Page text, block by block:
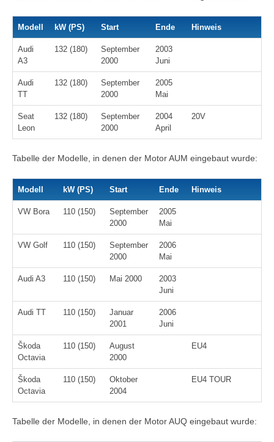
Modell kW (PS) Start Ende Hinweis
Audi
A3
132 (180)
September
2000
2003
Juni
Audi
TT
132 (180)
September
2000
2005
Mai
Seat
Leon
132 (180)
September
2000
2004
April
20V
Tabelle der Modelle, in denen der Motor AUM eingebaut wurde:
Modell kW (PS) Start Ende Hinweis
VW Bora 110 (150)
September
2000
2005
Mai
VW Golf 110 (150)
September
2000
2006
Mai
Audi A3 110 (150) Mai 2000
2003
Juni
Audi TT 110 (150)
Januar
2001
2006
Juni
Škoda
Octavia
110 (150)
August
2000
EU4
Škoda
Octavia
110 (150)
Oktober
2004
EU4 TOUR
Tabelle der Modelle, in denen der Motor AUQ eingebaut wurde: